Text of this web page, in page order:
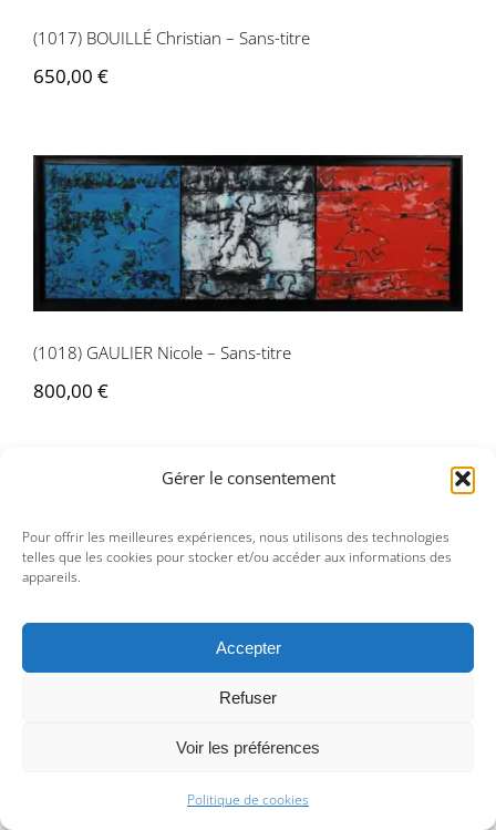
Gérer le consentement
Pour offrir les meilleures expériences, nous utilisons des technologies
telles que les cookies pour stocker et/ou accéder aux informations des
appareils.
Accepter
Refuser
Voir les préférences
Politique de cookies
(1017) BOUILLÉ Christian – Sans-titre
650,00 €
(1018) GAULIER Nicole – Sans-titre
(1018) GAULIER Nicole – Sans-titre
800,00 €
porte d’une maison